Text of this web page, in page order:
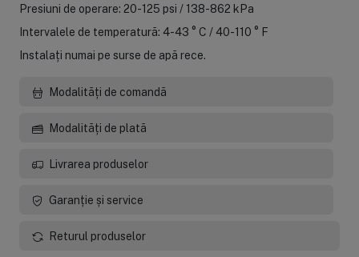
Presiuni de operare: 20-125 psi / 138-862 kPa
Intervalele de temperatură: 4-43 ° C / 40-110 ° F
Instalați numai pe surse de apă rece.
Modalități de comandă
Modalități de plată
Livrarea produselor
Garanție și service
Returul produselor